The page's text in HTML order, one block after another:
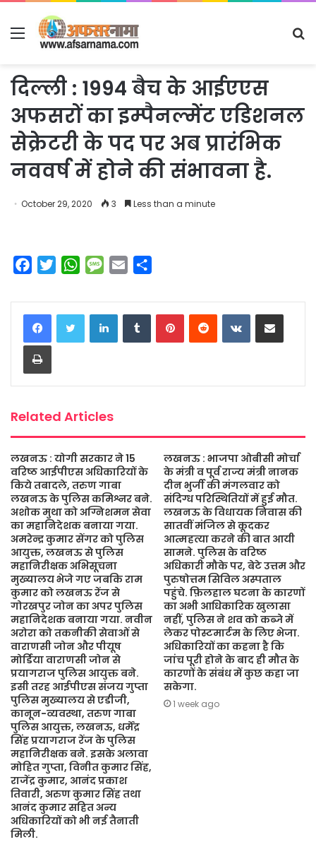
Menu
दिल्ली : 1994 बैच के आईएएस
अफसरों का इम्पैनल्मेंट एडिशनल
सेक्रेटरी के पद पर अब प्रारंभिक
नववर्ष में होने की संभावना है.
October 29, 2020 3 Less than a minute
c
e
b
o
o
i
t
t
W
a
t
s
M
s
s
a
a
i
a
r
e
LinkedInTumblrPinterestReddit VKontakteShare via Email
Print
Related Articles
लखनऊ : योगी सरकार ने 15
वरिष्ठ आईपीएस अधिकारियों के
किये तबादले, तरुण गाबा
लखनऊ के पुलिस कमिश्नर बने.
अशोक मुथा को अग्निशमन सेवा
का महानिदेशक बनाया गया.
अमरेन्द्र कुमार सेंगर को पुलिस
आयुक्त, लखनऊ से पुलिस
महानिरीक्षक अभिसूचना
मुख्यालय भेजे गए जबकि राम
कुमार को लखनऊ रेंज से
गोरखपुर जोन का अपर पुलिस
महानिदेशक बनाया गया. नवीन
अरोरा को तकनीकी सेवाओं से
वाराणसी जोन और पीयूष
मोर्डिया वाराणसी जोन से
प्रयागराज पुलिस आयुक्त बने.
इसी तरह आईपीएस संजय गुप्ता
पुलिस मुख्यालय से एडीजी,
कानून-व्यवस्था, तरुण गाबा
पुलिस आयुक्त, लखनऊ, धर्मेंद्र
सिंह प्रयागराज रेंज के पुलिस
महानिरीक्षक बने. इसके अलावा
मोहित गुप्ता, विनीत कुमार सिंह,
राजेंद्र कुमार, आनंद प्रकाश
तिवारी, अरुण कुमार सिंह तथा
आनंद कुमार सहित अन्य
अधिकारियों को भी नई तैनाती
मिली.
लखनऊ : भाजपा ओबीसी मोर्चा
के मंत्री व पूर्व राज्य मंत्री नानक
दीन भुर्जी की मंगलवार को
संदिग्ध परिस्थितियों में हुई मौत.
लखनऊ के विधायक निवास की
सातवीं मंजिल से कूदकर
आत्महत्या करने की बात आयी
सामने. पुलिस के वरिष्ठ
अधिकारी मौके पर, बेटे उत्तम और
पुरुषोत्तम सिविल अस्पताल
पहुंचे. फ़िलहाल घटना के कारणों
का अभी आधिकारिक खुलासा
नहीं, पुलिस ने शव को कब्जे में
लेकर पोस्टमार्टम के लिए भेजा.
अधिकारियों का कहना है कि
जांच पूरी होने के बाद ही मौत के
कारणों के संबंध में कुछ कहा जा
सकेगा.
1 week ago